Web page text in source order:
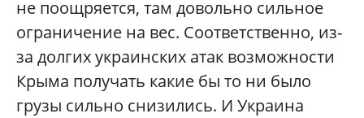
не поощряется, там довольно сильное
ограничение на вес. Соответственно, из-
за долгих украинских атак возможности
Крыма получать какие бы то ни было
грузы сильно снизились. И Украина